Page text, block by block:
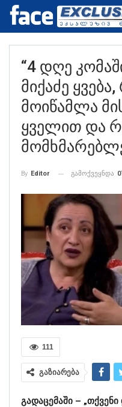
“4 Დღე
Მიქაძე
Მოიწამლა
Ყველით Და
By Editor გამოქვეყნდა
111
გაზიარება
გადაცემაში –